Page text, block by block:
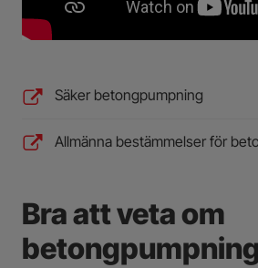
Säker betongpumpning
Allmänna bestämmelser för
Bra att veta om